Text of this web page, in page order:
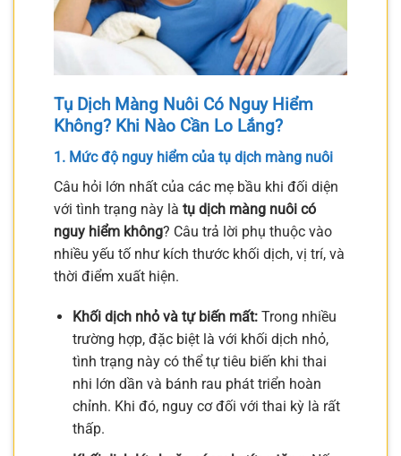
Tụ Dịch Màng Nuôi Có Nguy Hiểm
Không? Khi Nào Cần Lo Lắng?
1. Mức độ nguy hiểm của tụ dịch màng nuôi
Câu hỏi lớn nhất của các mẹ bầu khi đối diện
với tình trạng này là tụ dịch màng nuôi có
nguy hiểm không? Câu trả lời phụ thuộc vào
nhiều yếu tố như kích thước khối dịch, vị trí, và
thời điểm xuất hiện.
Khối dịch nhỏ và tự biến mất:Trong nhiều
trường hợp, đặc biệt là với khối dịch nhỏ,
tình trạng này có thể tự tiêu biến khi thai
nhi lớn dần và bánh rau phát triển hoàn
chỉnh. Khi đó, nguy cơ đối với thai kỳ là rất
thấp.